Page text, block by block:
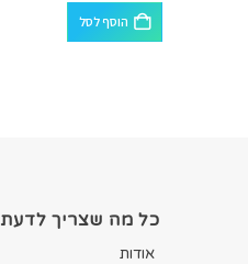
הוסף לסל
כל מה שצריך לדעת
אודות